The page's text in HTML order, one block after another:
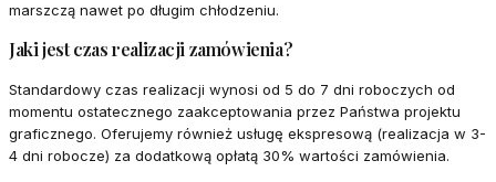
marszczą nawet po długim chłodzeniu.
Jaki jest czas realizacji zamówienia?
Standardowy czas realizacji wynosi od 5 do 7 dni roboczych od
momentu ostatecznego zaakceptowania przez Państwa projektu
graficznego. Oferujemy również usługę ekspresową (realizacja w 3-
4 dni robocze) za dodatkową opłatą 30% wartości zamówienia.